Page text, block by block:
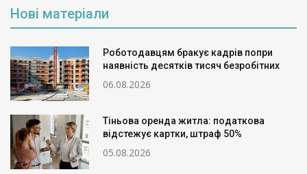
Нові матеріали
Роботодавцям бракує кадрів попри
наявність десятків тисяч безробітних
06.08.2026
Тіньова оренда житла: податкова
відстежує картки, штраф 50%
05.08.2026